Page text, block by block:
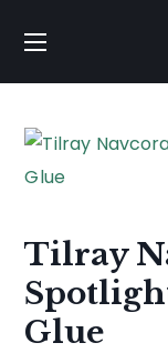
Tilray
Glue